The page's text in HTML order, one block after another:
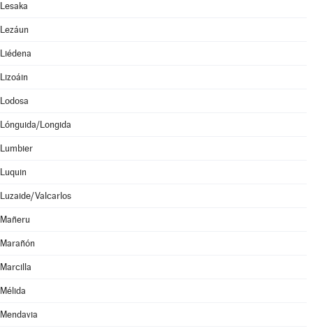
Lesaka
Lezáun
Liédena
Lizoáin
Lodosa
Lónguida/Longida
Lumbier
Luquin
Luzaide/Valcarlos
Mañeru
Marañón
Marcilla
Mélida
Mendavia